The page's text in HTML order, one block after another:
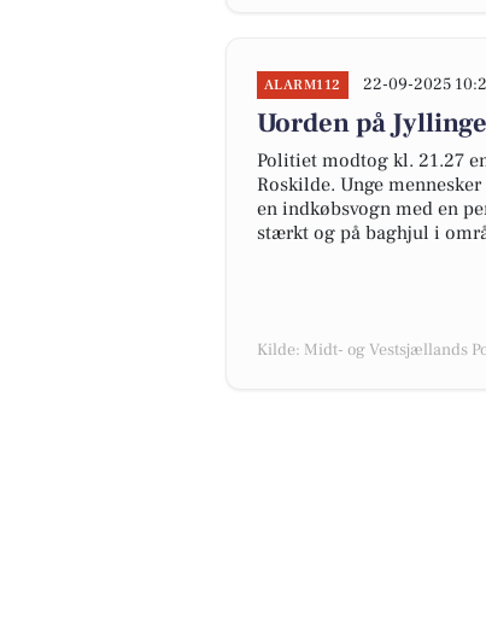
ALARM112 22-09-2025
Uorden på
Politiet modtog kl. 21.27
Roskilde. Unge
en indkøbsvogn med en
stærkt og på baghjul i
Kilde: Midt- og Vestsjællands